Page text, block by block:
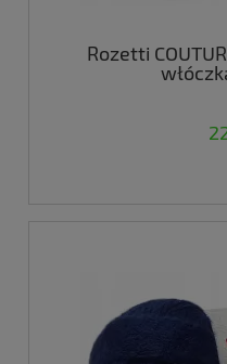
Rozetti